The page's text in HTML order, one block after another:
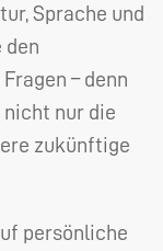
Sprache und
den
– denn
nur die
zukünftige
persönliche